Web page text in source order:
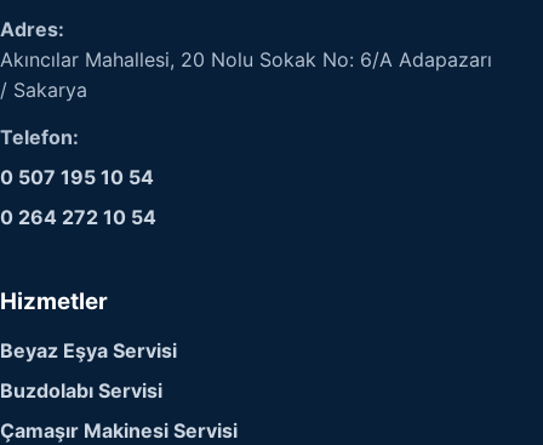
Adres:
Akıncılar Mahallesi, 20 Nolu Sokak No: 6/A Adapazarı
/ Sakarya
Telefon:
0 507 195 10 54
0 264 272 10 54
Hizmetler
Beyaz Eşya Servisi
Buzdolabı Servisi
Çamaşır Makinesi Servisi